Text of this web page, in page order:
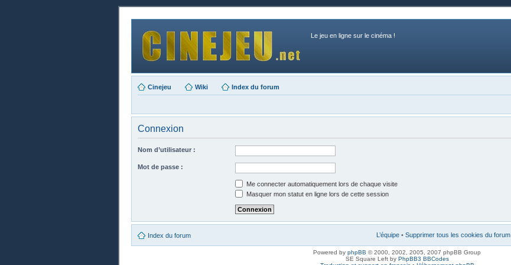
Le jeu en ligne sur le cinéma !
Cinejeu Wiki Index du forum
Connexion
Nom d’utilisateur :
Mot de passe :
Me connecter automatiquement lors de chaque visite
Masquer mon statut en ligne lors de cette session
Index du forum L’équipe • Supprimer tous les cookies du forum
Powered by phpBB © 2000, 2002, 2005, 2007 phpBB Group
SE Square Left by PhpBB3 BBCodes